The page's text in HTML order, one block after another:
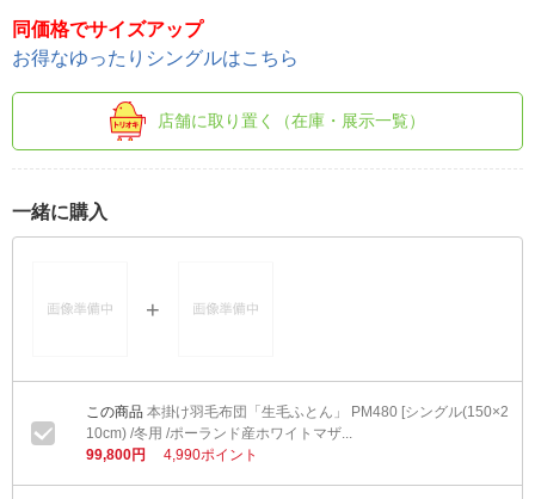
同価格でサイズアップ
お得なゆったりシングルはこちら
店舗に取り置く（在庫・展示一覧）
一緒に購入
本掛け羽毛布団「生毛ふとん」 PM480 [シングル(150×2
10cm) /冬用 /ポーランド産ホワイトマザ...
99,800円
4,990ポイント